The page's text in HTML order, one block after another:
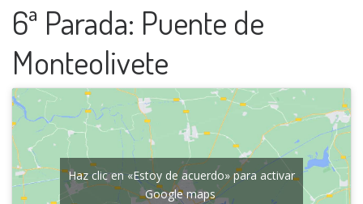
6ª Parada: Puente de
Monteolivete
Haz clic en «Estoy de acuerdo» para activar
Google maps